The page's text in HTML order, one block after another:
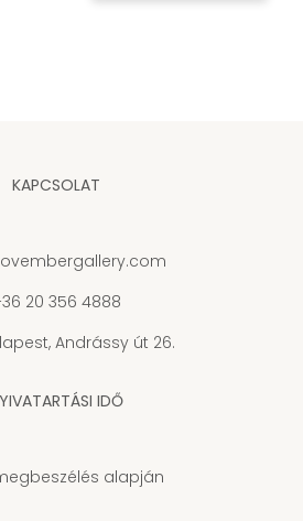
KAPCSOLAT
20 356 4888
Andrássy út 26.
IDŐ
alapján